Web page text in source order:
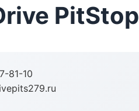
PitStop
81-10